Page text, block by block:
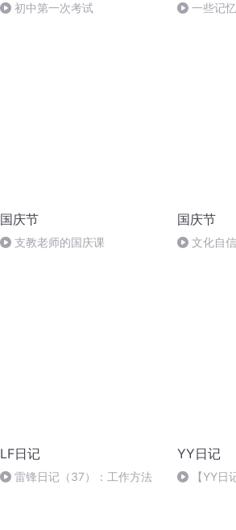
初中第一次考试 一些记
国庆节
支教老师的国庆课
国庆节
文化自
LF日记
雷锋日记（37）：工作方法
YY日记
【YY